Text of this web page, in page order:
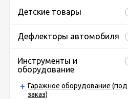
Детские товары
Дефлекторы автомобиля
Инструменты и
оборудование
Гаражное оборудование (под
заказ)